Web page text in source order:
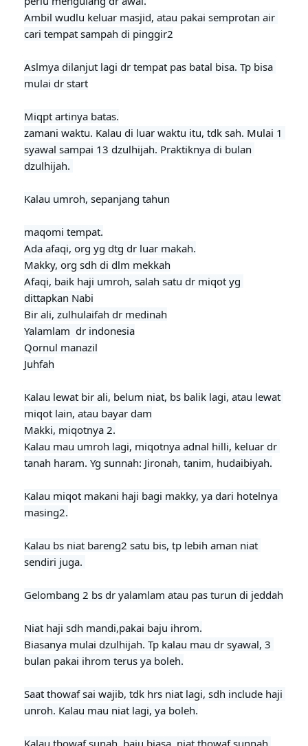
Ambil wudlu keluar masjid, atau pakai semprotan air
cari tempat sampah di pinggir2
Aslmya dilanjut lagi dr tempat pas batal bisa. Tp bisa
mulai dr start
Miqpt artinya batas.
zamani waktu. Kalau di luar waktu itu, tdk sah. Mulai 1
syawal sampai 13 dzulhijah. Praktiknya di bulan
dzulhijah.
Kalau umroh, sepanjang tahun
maqomi tempat.
Ada afaqi, org yg dtg dr luar makah.
Makky, org sdh di dlm mekkah
Afaqi, baik haji umroh, salah satu dr miqot yg
dittapkan Nabi
Bir ali, zulhulaifah dr medinah
Yalamlam  dr indonesia
Qornul manazil
Juhfah
Kalau lewat bir ali, belum niat, bs balik lagi, atau lewat
miqot lain, atau bayar dam
Makki, miqotnya 2.
Kalau mau umroh lagi, miqotnya adnal hilli, keluar dr
tanah haram. Yg sunnah: Jironah, tanim, hudaibiyah.
Kalau miqot makani haji bagi makky, ya dari hotelnya
masing2.
Kalau bs niat bareng2 satu bis, tp lebih aman niat
sendiri juga.
Gelombang 2 bs dr yalamlam atau pas turun di jeddah
Niat haji sdh mandi,pakai baju ihrom.
Biasanya mulai dzulhijah. Tp kalau mau dr syawal, 3
bulan pakai ihrom terus ya boleh.
Saat thowaf sai wajib, tdk hrs niat lagi, sdh include haji
unroh. Kalau mau niat lagi, ya boleh.